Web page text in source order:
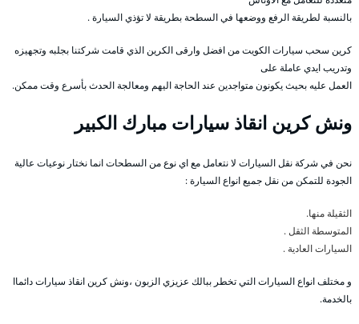
بالنسبة لطريقة الرفع ووضعها في السطحة بطريقة لا تؤذي السيارة .
كرين سحب سيارات الكويت من افضل وارقى الكرين الذي قامت شركتنا بجلبه وتجهيزه
وتدريب ايدي عاملة على
العمل عليه بحيث يكونون متواجدين عند الحاجة اليهم ومعالجة الحدث بأسرع وقت ممكن.
ونش كرين انقاذ سيارات مبارك الكبير
نحن في شركة نقل السيارات لا نتعامل مع اي نوع من السطحات انما نختار نوعيات عالية
الجودة للتمكن من نقل جميع انواع السيارة :
الثقيلة منها.
المتوسطة الثقل .
السيارات العادية .
و مختلف انواع السيارات التي تخطر ببالك عزيزي الزبون ،ونش كرين انقاذ سيارات دائماا
بالخدمة.